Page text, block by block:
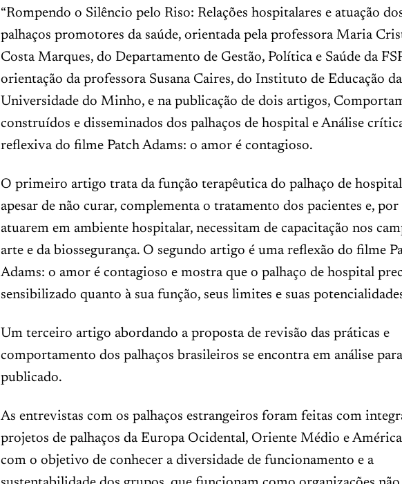
“Rompendo o Silêncio pelo Riso: Relações hospitalares e atuação
palhaços promotores da saúde, orientada pela professora Maria
Costa Marques, do Departamento de Gestão, Política e Saúde da
orientação da professora Susana Caires, do Instituto de Educação da
Universidade do Minho, e na publicação de dois artigos,
construídos e disseminados dos palhaços de hospital e Análise
reflexiva do filme Patch Adams: o amor é contagioso.
O primeiro artigo trata da função terapêutica do palhaço de
apesar de não curar, complementa o tratamento dos pacientes e, por
atuarem em ambiente hospitalar, necessitam de capacitação nos
arte e da biossegurança. O segundo artigo é uma reflexão do filme
Adams: o amor é contagioso e mostra que o palhaço de hospital
sensibilizado quanto à sua função, seus limites e suas
Um terceiro artigo abordando a proposta de revisão das práticas e
comportamento dos palhaços brasileiros se encontra em análise
publicado.
As entrevistas com os palhaços estrangeiros foram feitas com
projetos de palhaços da Europa Ocidental, Oriente Médio e
com o objetivo de conhecer a diversidade de funcionamento e a